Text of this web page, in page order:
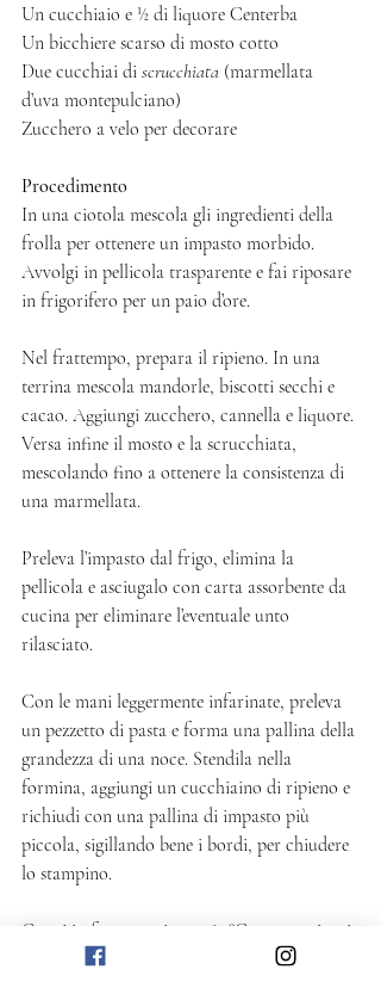
Un cucchiaio e ½ di liquore Centerba
Un bicchiere scarso di mosto cotto
Due cucchiai di scrucchiata (marmellata
d’uva montepulciano)
Zucchero a velo per decorare
Procedimento
In una ciotola mescola gli ingredienti della
frolla per ottenere un impasto morbido.
Avvolgi in pellicola trasparente e fai riposare
in frigorifero per un paio d’ore.
Nel frattempo, prepara il ripieno. In una
terrina mescola mandorle, biscotti secchi e
cacao. Aggiungi zucchero, cannella e liquore.
Versa infine il mosto e la scrucchiata,
mescolando fino a ottenere la consistenza di
una marmellata.
Preleva l’impasto dal frigo, elimina la
pellicola e asciugalo con carta assorbente da
cucina per eliminare l’eventuale unto
rilasciato.
Con le mani leggermente infarinate, preleva
un pezzetto di pasta e forma una pallina della
grandezza di una noce. Stendila nella
formina, aggiungi un cucchiaino di ripieno e
richiudi con una pallina di impasto più
piccola, sigillando bene i bordi, per chiudere
lo stampino.
Cuoci in forno statico a 180°C per 20 minuti.
Fai raffreddare completamente e cospargi